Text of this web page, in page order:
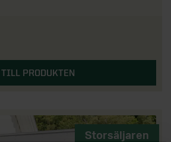
TILL PRODUKTEN
Storsäljaren